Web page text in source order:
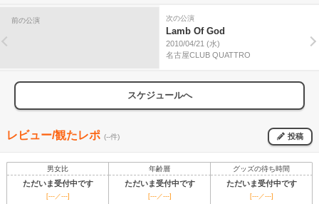
前の公演 次の公演
Lamb Of God
2010/04/21 (水)
名古屋CLUB QUATTRO
スケジュールへ
レビュー/観たレポ (--件) 投稿
男女比 年齢層 グッズの待ち時間
ただいま受付中です ただいま受付中です ただいま受付中です
[---／---] [---／---] [---／---]